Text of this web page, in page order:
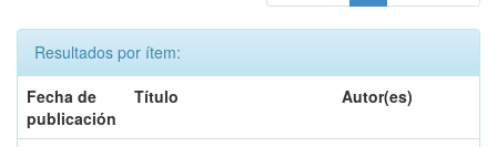
Resultados por ítem:
Fecha de
publicación
Título Autor(es)